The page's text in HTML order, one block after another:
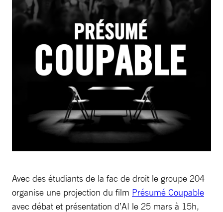
Avec des étudiants de la fac de droit le groupe 204
organise une projection du film Présumé Coupable
avec débat et présentation d’AI le 25 mars à 15h,